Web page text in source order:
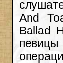
And
Ballad
певицы